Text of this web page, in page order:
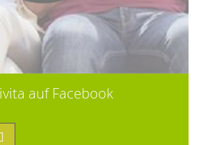
auf Facebook